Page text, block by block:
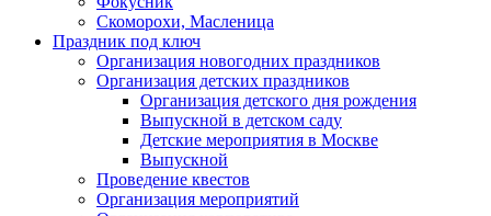
Скоморохи, Масленица
Праздник под ключ
Организация новогодних праздников
Организация детских праздников
Организация детского дня рождения
Выпускной в детском саду
Детские мероприятия в Москве
Выпускной
Проведение квестов
Организация мероприятий